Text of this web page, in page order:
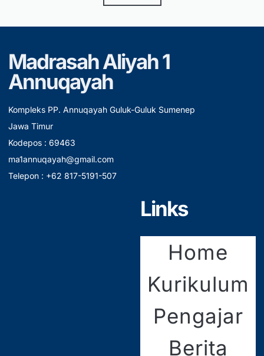
Madrasah Aliyah 1
Annuqayah
Kompleks PP. Annuqayah Guluk-Guluk Sumenep
Jawa Timur
Kodepos : 69463
ma1annuqayah@gmail.com
Telepon : +62 817-5191-507
Links
Home
Kurikulum
Pengajar
Berita